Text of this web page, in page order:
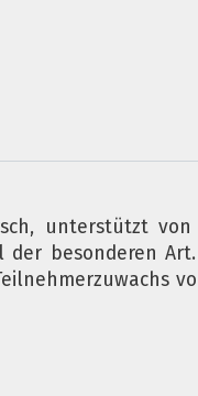
unterstützt
besonderen